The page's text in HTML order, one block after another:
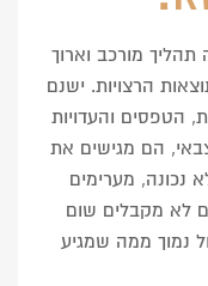
מורכב וארוך
הרצויות. ישנם
הטפסים והעדויות
הם מגישים את
נכונה, מערימים
לא מקבלים שום
נמוך ממה שמגיע